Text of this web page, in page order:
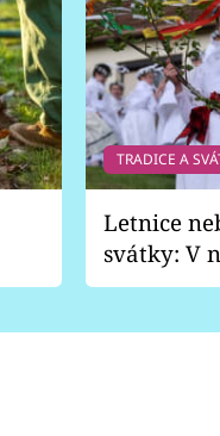
TRADICE A
Letnice
svátky: V
pondělí